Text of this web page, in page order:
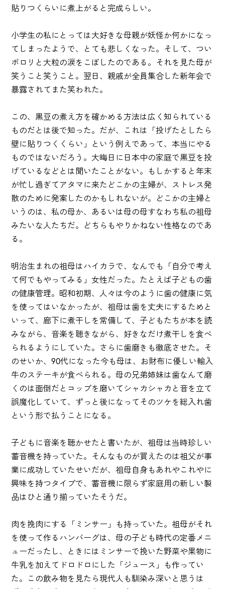
貼りつくらいに煮上がると完成らしい。
小学生の私にとっては大好きな母親が妖怪か何かになっ
てしまったようで、とても悲しくなった。そして、つい
ポロリと大粒の涙をこぼしたのである。それを見た母が
笑うこと笑うこと。翌日、親戚が全員集合した新年会で
暴露されてまた笑われた。
この、黒豆の煮え方を確かめる方法は広く知られている
ものだとは後で知った。だが、これは「投げたとしたら
壁に貼りつくくらい」という例えであって、本当にやる
ものではないだろう。大晦日に日本中の家庭で黒豆を投
げているなどとは聞いたことがない。もしかすると年末
が忙し過ぎてアタマに来たどこかの主婦が、ストレス発
散のために発案したのかもしれないが。どこかの主婦と
いうのは、私の母か、あるいは母の母すなわち私の祖母
みたいな人たちだ。どちらもやりかねない性格なのであ
る。
明治生まれの祖母はハイカラで、なんでも「自分で考え
て何でもやってみる」女性だった。たとえば子どもの歯
の健康管理。昭和初期、人々は今のように歯の健康に気
を使ってはいなかったが、祖母は歯を丈夫にするためと
いって、廊下に煮干しを常備して、子どもたちが本を読
みながら、音楽を聴きながら、好きなだけ煮干しを食べ
られるようにしていた。さらに歯磨きも徹底させた。そ
のせいか、90代になった今も母は、お財布に優しい輸入
牛のステーキが食べられる。母の兄弟姉妹は歯なんて磨
くのは面倒だとコップを磨いてシャカシャカと音を立て
誤魔化していて、ずっと後になってそのツケを総入れ歯
という形で払うことになる。
子どもに音楽を聴かせたと書いたが、祖母は当時珍しい
蓄音機を持っていた。そんなものが買えたのは祖父が事
業に成功していたせいだが、祖母自身もあれやこれやに
興味を持つタイプで、蓄音機に限らず家庭用の新しい製
品はひと通り揃っていたそうだ。
肉を挽肉にする「ミンサー」も持っていた。祖母がそれ
を使って作るハンバーグは、母の子ども時代の定番メニ
ューだったし、ときにはミンサーで挽いた野菜や果物に
牛乳を加えてドロドロにした「ジュース」も作ってい
た。この飲み物を見たら現代人も馴染み深いと思うは